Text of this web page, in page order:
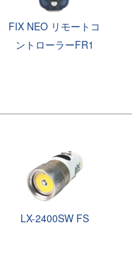
FIX NEO リモートコ
ントローラーFR1
LX-2400SW FS